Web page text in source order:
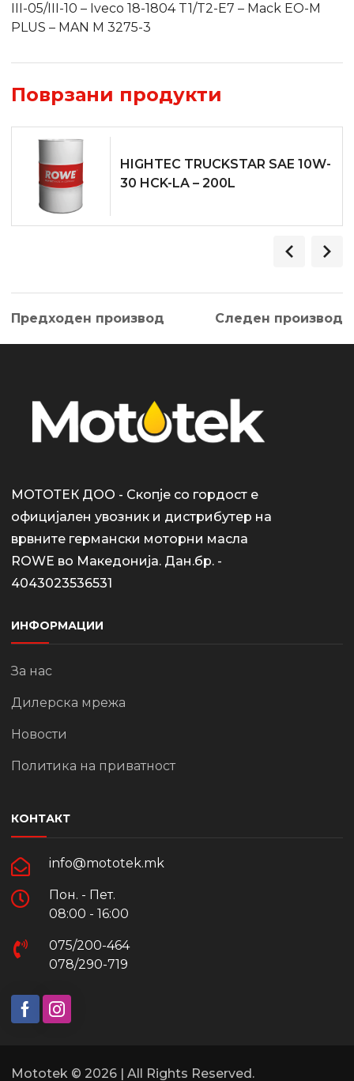
III-05/III-10 – Iveco 18-1804 T1/T2-E7 – Mack EO-M
PLUS – MAN M 3275-3
Поврзани продукти
HIGHTEC TRUCKSTAR SAE 10W-
30 HCK-LA – 200L
Предходен производ Следен производ
МОТОТЕК ДОО - Скопје со гордост е
официјален увозник и дистрибутер на
врвните германски моторни масла
ROWE во Македонија. Дан.бр. -
4043023536531
ИНФОРМАЦИИ
За нас
Дилерска мрежа
Новости
Политика на приватност
КОНТАКТ
info@mototek.mk
Пон. - Пет.
08:00 - 16:00
075/200-464
078/290-719
Mototek © 2026 | All Rights Reserved.